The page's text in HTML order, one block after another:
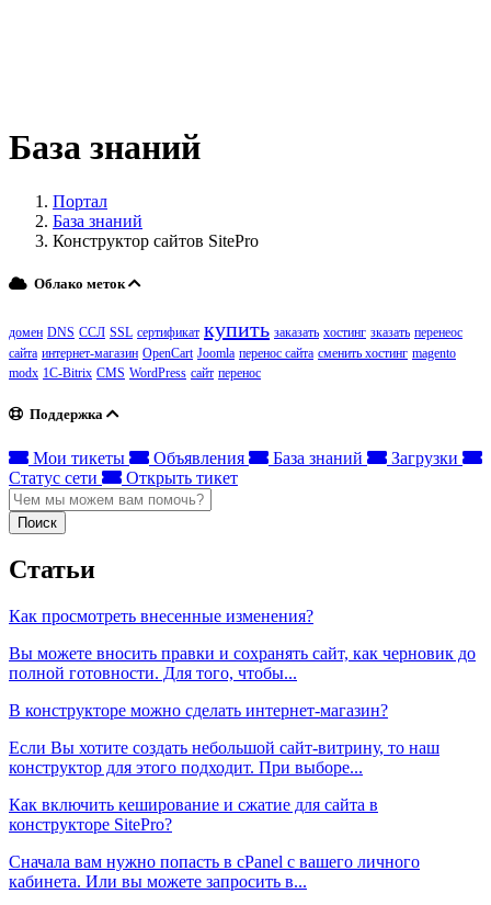
База знаний
Портал
База знаний
Конструктор сайтов SitePro
Облако меток
домен DNS ССЛ SSL сертификат купить заказать хостинг зказать перенеос
сайта интернет-магазин OpenCart Joomla перенос сайта сменить хостинг magento
modx 1C-Bitrix CMS WordPress сайт перенос
Поддержка
Мои тикеты Объявления База знаний
Загрузки
Статус сети
Открыть тикет
Поиск
Статьи
Как просмотреть внесенные изменения?
Вы можете вносить правки и сохранять сайт, как черновик до
полной готовности. Для того, чтобы...
В конструкторе можно сделать интернет-магазин?
Если Вы хотите создать небольшой сайт-витрину, то наш
конструктор для этого подходит. При выборе...
Как включить кеширование и сжатие для сайта в
конструкторе SitePro?
Сначала вам нужно попасть в cPanel с вашего личного
кабинета. Или вы можете запросить в...